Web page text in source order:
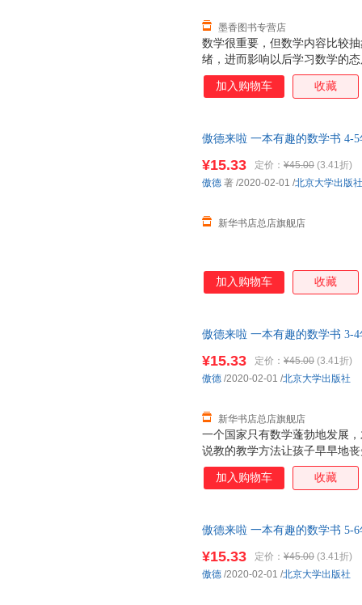
数学很重要，但数学内容比较
绪，进而影响以后学习数学的
由想象力丰富的趣味故事引发
的了解和运用中来，带孩子发
求知欲。
墨香图书专营店
加入购物车 收藏
傲德来啦 一本有趣的数学书 4-
优惠咨询：13284178503
¥15.33 定价： ¥45.00 (3.41折)
新华书店总店旗舰店
傲德 著 /2020-02-01 /北京大学出版社
加入购物车 收藏
傲德来啦 一本有趣的数学书 3-
惠咨询：13284178503
一个国家只有数学蓬勃地发展
说教的教学方法让孩子早早地
书以幽默有趣的漫画故事，消
乐，更给予他们知识与启示
¥15.33 定价： ¥45.00 (3.41折)
新华书店总店旗舰店
傲德 /2020-02-01 /北京大学出版社
加入购物车 收藏
傲德来啦 一本有趣的数学书 5-
询：13284178503
¥15.33 定价： ¥45.00 (3.41折)
傲德 /2020-02-01 /北京大学出版社